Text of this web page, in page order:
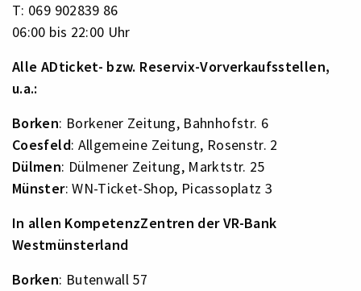
T: 069 902839 86
06:00 bis 22:00 Uhr
Alle ADticket- bzw. Reservix-Vorverkaufsstellen,
u.a.:
Borken: Borkener Zeitung, Bahnhofstr. 6
Coesfeld: Allgemeine Zeitung, Rosenstr. 2
Dülmen: Dülmener Zeitung, Marktstr. 25
Münster: WN-Ticket-Shop, Picassoplatz 3
In allen KompetenzZentren der VR-Bank
Westmünsterland
Borken: Butenwall 57